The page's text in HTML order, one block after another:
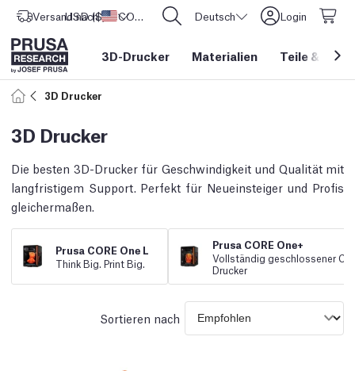
Versand nach Vereinigte Staaten
USD ($) CORE One L: Jetzt auf Lager! Deutsch Login
3D-Drucker Materialien Teile &
3D Drucker
3D Drucker
Die besten 3D-Drucker für Geschwindigkeit und Qualität mit
langfristigem Support. Perfekt für Neueinsteiger und Profis
gleichermaßen.
Prusa CORE One L
Think Big. Print Big.
Prusa CORE One+
Vollständig geschlossener
Drucker
Sortieren nach